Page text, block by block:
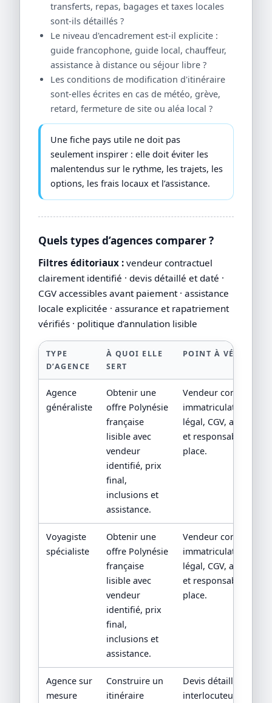
transferts, repas, bagages et taxes locales
sont-ils détaillés ?
Le niveau d'encadrement est-il explicite :
guide francophone, guide local, chauffeur,
assistance à distance ou séjour libre ?
Les conditions de modification d'itinéraire
sont-elles écrites en cas de météo, grève,
retard, fermeture de site ou aléa local ?
Une fiche pays utile ne doit pas
seulement inspirer : elle doit éviter les
malentendus sur le rythme, les trajets, les
options, les frais locaux et l’assistance.
Quels types d’agences comparer ?
Filtres éditoriaux : vendeur contractuel
clairement identifié · devis détaillé et daté ·
CGV accessibles avant paiement · assistance
locale explicitée · assurance et rapatriement
vérifiés · politique d’annulation lisible
TYPE
D’AGENCE
À QUOI ELLE
SERT
POINT À VÉRIFIER
Agence
généraliste
Obtenir une
offre Polynésie
française
lisible avec
vendeur
identifié, prix
final,
inclusions et
assistance.
Vendeur contractuel,
immatriculation/
légal, CGV, assistance
et responsabilité sur
place.
Voyagiste
spécialiste
Obtenir une
offre Polynésie
française
lisible avec
vendeur
identifié, prix
final,
inclusions et
assistance.
Vendeur contractuel,
immatriculation/
légal, CGV, assistance
et responsabilité sur
place.
Agence sur
mesure
Construire un
itinéraire
Devis détaillé,
interlocuteur,